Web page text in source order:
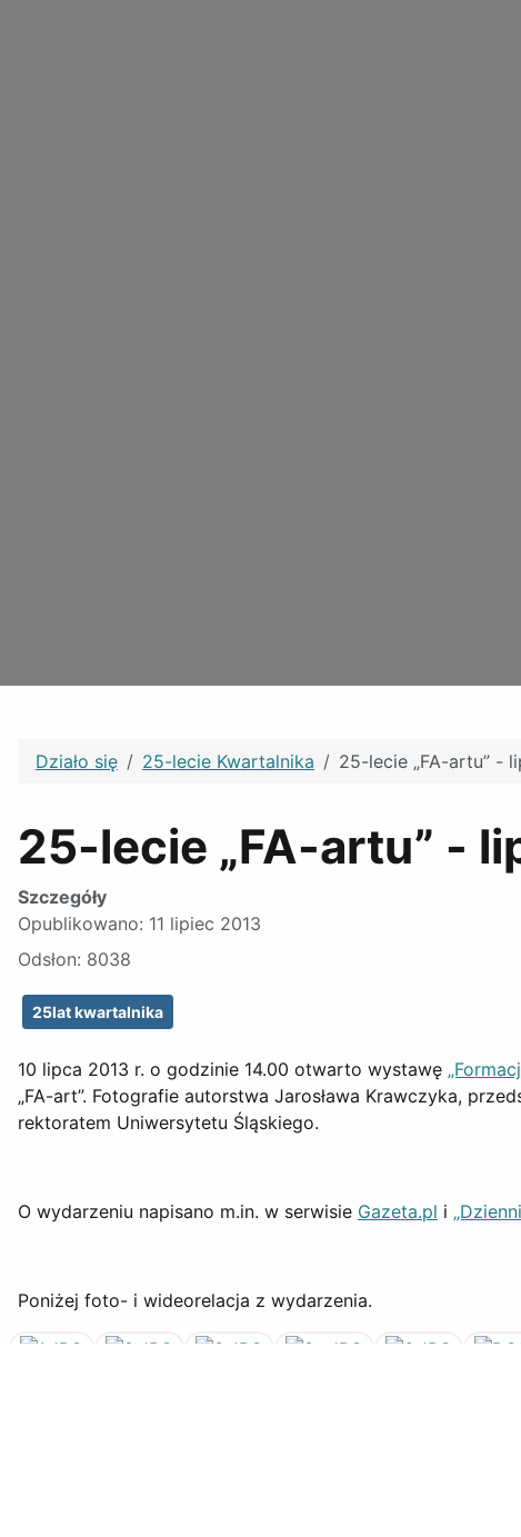
Działo się 25-lecie Kwartalnika 25-lecie „FA-artu” -
25-lecie „FA-artu” -
Szczegóły
Opublikowano: 11 lipiec 2013
Odsłon: 8038
25lat kwartalnika
10 lipca 2013 r. o godzinie 14.00 otwarto wystawę
„FA-art”. Fotografie autorstwa Jarosława Krawczyka,
rektoratem Uniwersytetu Śląskiego.
O wydarzeniu napisano m.in. w serwisie Gazeta.pl i
Poniżej foto- i wideorelacja z wydarzenia.